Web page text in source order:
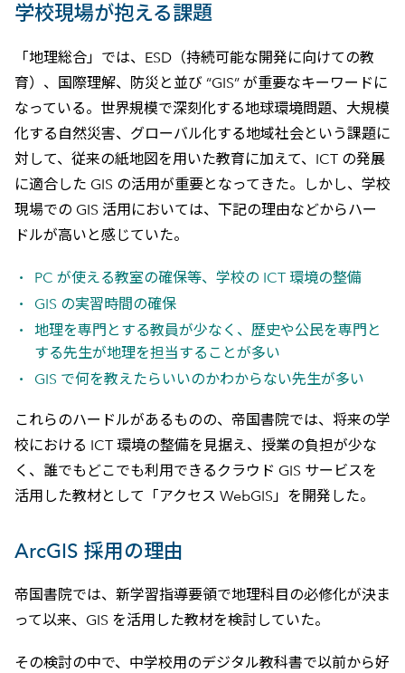
学校現場が抱える課題
「地理総合」では、ESD（持続可能な開発に向けての教
育）、国際理解、防災と並び “GIS” が重要なキーワードに
なっている。世界規模で深刻化する地球環境問題、大規模
化する自然災害、グローバル化する地域社会という課題に
対して、従来の紙地図を用いた教育に加えて、ICT の発展
に適合した GIS の活用が重要となってきた。しかし、学校
現場での GIS 活用においては、下記の理由などからハー
ドルが高いと感じていた。
PC が使える教室の確保等、学校の ICT 環境の整備
GIS の実習時間の確保
地理を専門とする教員が少なく、歴史や公民を専門と
する先生が地理を担当することが多い
GIS で何を教えたらいいのかわからない先生が多い
これらのハードルがあるものの、帝国書院では、将来の学
校における ICT 環境の整備を見据え、授業の負担が少な
く、誰でもどこでも利用できるクラウド GIS サービスを
活用した教材として「アクセス WebGIS」を開発した。
ArcGIS 採用の理由
帝国書院では、新学習指導要領で地理科目の必修化が決ま
って以来、GIS を活用した教材を検討していた。
その検討の中で、中学校用のデジタル教科書で以前から好